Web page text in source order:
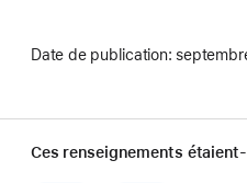
Date de publication:
Ces renseignements